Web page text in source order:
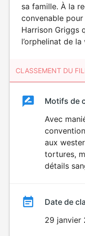
sa famille. À la
convenable
Harrison Griggs
l’orphelinat de
CLASSEMENT DU
Classement
Motifs de
Avec
aux
tortures,
détails
Date de
29 janvier